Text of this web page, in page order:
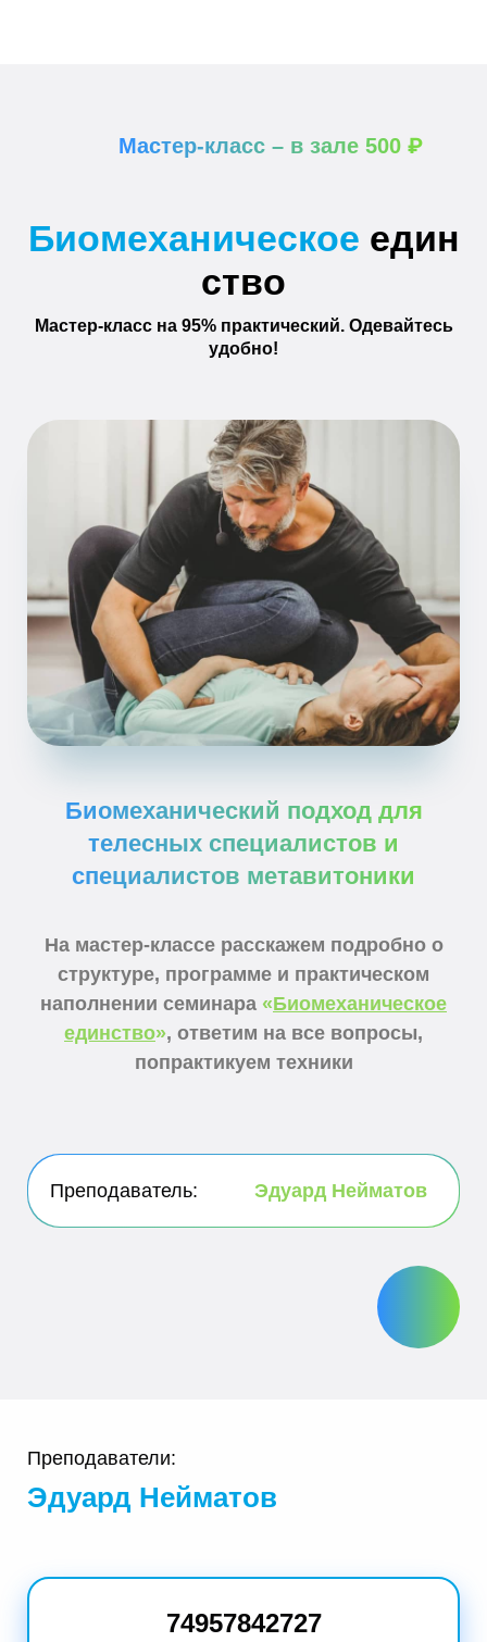
Мастер-класс – в зале 500 ₽
Биомеханическое един
ство
Мастер-класс на 95% практический. Одевайтесь
удобно!
Биомеханический подход для
телесных специалистов и
специалистов метавитоники
На мастер-классе расскажем подробно о
структуре, программе и практическом
наполнении семинара «Биомеханическое
единство», ответим на все вопросы,
попрактикуем техники
Преподаватель: Эдуард Нейматов
Преподаватели:
Эдуард Нейматов
74957842727